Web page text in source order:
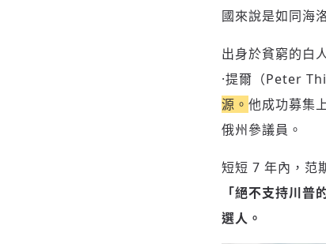
國來說是如同海
出身於貧窮的白
·提爾（Peter
源。 他成功募集
俄州參議員。
短短 7 年內，范
「絕不支持川
選人。